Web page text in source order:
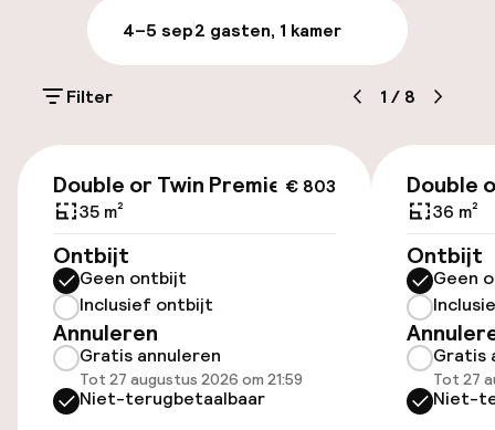
Parkeren & mobiliteit
Parkeergelegenheid op eigen terrein
(buiten)
Parkeerservice
Luchthavenshuttle
Toegankelijkheid
Overal rolstoeltoegankelijk
4–5 sep2 gasten, 1 kamer
Filter 1 / 8
€ 803
Double or Twin Premier
35 m²
Ontbijt
Geen ontbijt
Inclusief ontbijt
Annuleren
Gratis annuleren
Tot 27 augustus 2026 om 21:59
Niet-terugbetaalbaar
Double
36 m²
Ontbijt
Geen
Gratis
Tot 27
Niet-